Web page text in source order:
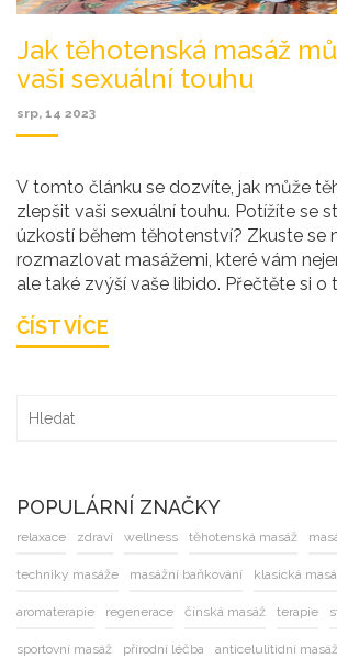
Jak těhotenská masáž
vaši sexuální touhu
srp, 14 2023
V tomto článku se dozvíte, jak může
zlepšit vaši sexuální touhu. Potížíte se
úzkostí během těhotenství? Zkuste se
rozmazlovat masážemi, které vám
ale také zvýší vaše libido. Přečtěte si o
sexuality. Zlepšete svůj sexuální život a
ČÍST VÍCE
POPULÁRNÍ ZNAČKY
relaxace zdraví wellness těhotenská masáž
techniky masáže masážní baňkování klasická
aromaterapie regenerace čínská masáž terapie
sportovní masáž přírodní léčba anticelulitidní masáž